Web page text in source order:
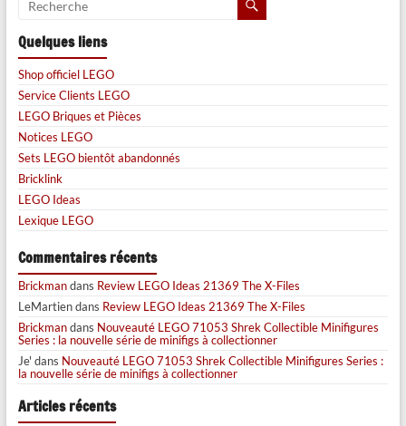
Quelques liens
Shop officiel LEGO
Service Clients LEGO
LEGO Briques et Pièces
Notices LEGO
Sets LEGO bientôt abandonnés
Bricklink
LEGO Ideas
Lexique LEGO
Commentaires récents
Brickmandans Review LEGO Ideas 21369 The X-Files
LeMartiendans Review LEGO Ideas 21369 The X-Files
Brickmandans Nouveauté LEGO 71053 Shrek Collectible Minifigures
Series : la nouvelle série de minifigs à collectionner
Je' dans Nouveauté LEGO 71053 Shrek Collectible Minifigures Series :
la nouvelle série de minifigs à collectionner
Articles récents